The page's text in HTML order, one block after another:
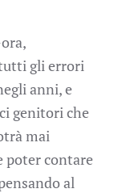
gli errori
anni, e
genitori che
mai
poter contare
al